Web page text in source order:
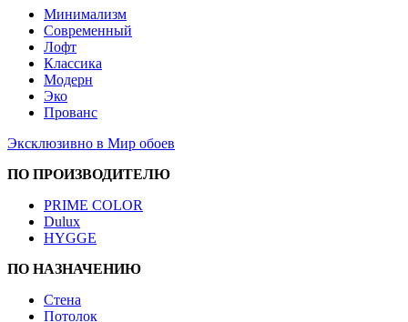
Минимализм
Современный
Лофт
Классика
Модерн
Эко
Прованс
Эксклюзивно в Мир обоев
ПО ПРОИЗВОДИТЕЛЮ
PRIME COLOR
Dulux
HYGGE
ПО НАЗНАЧЕНИЮ
Стена
Потолок